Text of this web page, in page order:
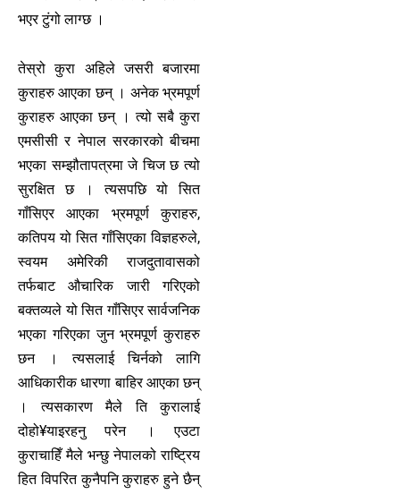
भएर टुंगो लाग्छ ।
तेस्रो कुरा अहिले जसरी बजारमा
कुराहरु आएका छन् । अनेक भ्रमपूर्ण
कुराहरु आएका छन् । त्यो सबै कुरा
एमसीसी र नेपाल सरकारको बीचमा
भएका सम्झौतापत्रमा जे चिज छ त्यो
सुरक्षित छ । त्यसपछि यो सित
गाँसिएर आएका भ्रमपूर्ण कुराहरु,
कतिपय यो सित गाँसिएका विज्ञहरुले,
स्वयम अमेरिकी राजदुतावासको
तर्फबाट औचारिक जारी गरिएको
बक्तव्यले यो सित गाँसिएर सार्वजनिक
भएका गरिएका जुन भ्रमपूर्ण कुराहरु
छन । त्यसलाई चिर्नको लागि
आधिकारीक धारणा बाहिर आएका छन्
। त्यसकारण मैले ति कुरालाई
दोहो¥याइरहनु परेन । एउटा
कुराचाहिँ मैले भन्छु नेपालको राष्ट्रिय
हित विपरित कुनैपनि कुराहरु हुने छैन्